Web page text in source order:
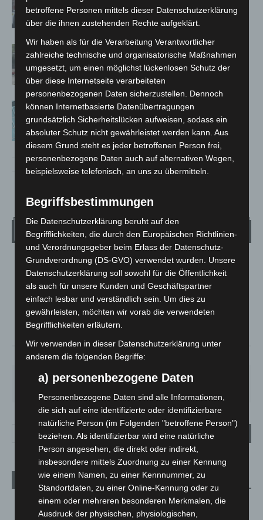
auf Baustelle
Gasleitung bei McDonald’s-Umbau in
Langenhagen beschädigt
Anklage nach Abschaltung von
„Archetyp Market“ erhoben
Wetter
LANGENHAGEN
16.8°C 17.7 °
58% 2.2m/s
FR. SA. SO. MO.
Aktuelle Beiträge
Brand im „Haus der Begegnung“ in Neuwarmbüchen schnell
eingedämmt
betroffene Personen mittels dieser Datenschutzerklärung
über die ihnen zustehenden Rechte aufgeklärt.
Wir haben als für die Verarbeitung Verantwortlicher
zahlreiche technische und organisatorische Maßnahmen
umgesetzt, um einen möglichst lückenlosen Schutz der
über diese Internetseite verarbeiteten
personenbezogenen Daten sicherzustellen. Dennoch
können Internetbasierte Datenübertragungen
grundsätzlich Sicherheitslücken aufweisen, sodass ein
absoluter Schutz nicht gewährleistet werden kann. Aus
diesem Grund steht es jeder betroffenen Person frei,
personenbezogene Daten auch auf alternativen Wegen,
beispielsweise telefonisch, an uns zu übermitteln.
Begriffsbestimmungen
Die Datenschutzerklärung beruht auf den
Begrifflichkeiten, die durch den Europäischen Richtlinien-
und Verordnungsgeber beim Erlass der Datenschutz-
Grundverordnung (DS-GVO) verwendet wurden. Unsere
Datenschutzerklärung soll sowohl für die Öffentlichkeit
als auch für unsere Kunden und Geschäftspartner
einfach lesbar und verständlich sein. Um dies zu
gewährleisten, möchten wir vorab die verwendeten
Begrifflichkeiten erläutern.
Wir verwenden in dieser Datenschutzerklärung unter
anderem die folgenden Begriffe:
a) personenbezogene Daten
Personenbezogene Daten sind alle Informationen,
die sich auf eine identifizierte oder identifizierbare
natürliche Person (im Folgenden "betroffene Person")
beziehen. Als identifizierbar wird eine natürliche
Person angesehen, die direkt oder indirekt,
insbesondere mittels Zuordnung zu einer Kennung
wie einem Namen, zu einer Kennnummer, zu
Standortdaten, zu einer Online-Kennung oder zu
einem oder mehreren besonderen Merkmalen, die
Ausdruck der physischen, physiologischen,